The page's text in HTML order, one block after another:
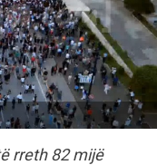
rreth 82 mijë